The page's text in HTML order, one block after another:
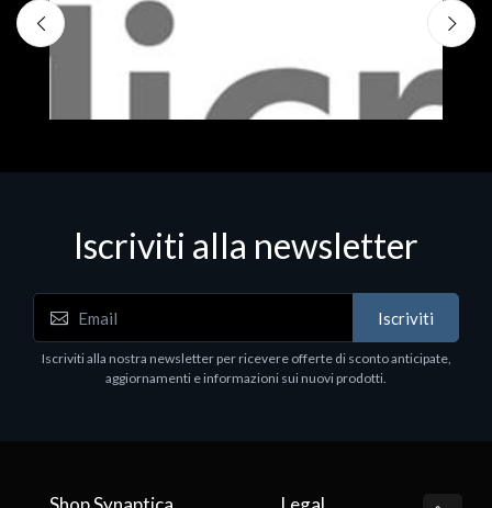
Software - Office Productivity
MS OFFICE H&S 2021 ESD
Iscriviti alla newsletter
Iscriviti
Iscriviti alla nostra newsletter per ricevere offerte di sconto anticipate,
aggiornamenti e informazioni sui nuovi prodotti.